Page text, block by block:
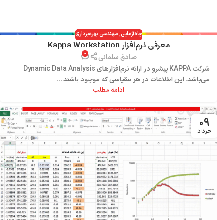
چاه‌آزمایی,مهندسی بهره‌برداری
معرفی نرم‌افزار Kappa Workstation
صادق سلمانی ۰
شرکت KAPPA پیشرو در ارائه نرم‌افزارهای Dynamic Data Analysis
می‌باشد. این اطلاعات در هر مقیاسی که موجود باشند ...
ادامه مطلب
۰۹
خرداد